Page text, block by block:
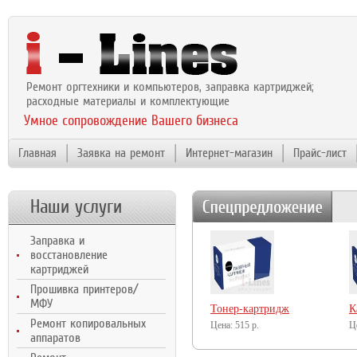
Ремонт оргтехники и компьютеров, заправка картриджей;
расходные материалы и комплектующие
Умное сопровождение Вашего бизнеса
Главная Заявка на ремонт Интернет-магазин Прайс-лист
Наши услуги
Заправка и
восстановление
картриджей
Прошивка принтеров/
МФУ
Ремонт копировальных
аппаратов
Тонер-картридж
NetProduct (N-
515 р.